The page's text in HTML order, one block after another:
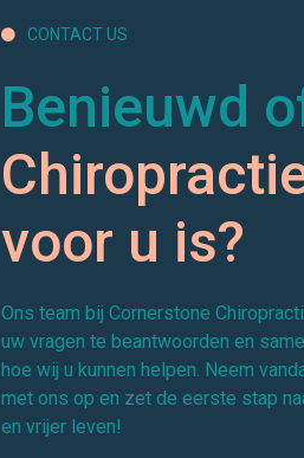
 CONTACT US
Benieuwd
voor u is?
Ons team bij Cornerstone
uw vragen te beantwoorden en
hoe wij u kunnen helpen. Neem
met ons op en zet de eerste stap
en vrijer leven!